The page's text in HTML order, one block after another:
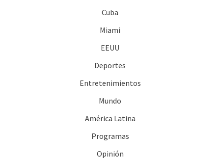
Cuba
Miami
EEUU
Deportes
Entretenimientos
Mundo
América Latina
Programas
Opinión